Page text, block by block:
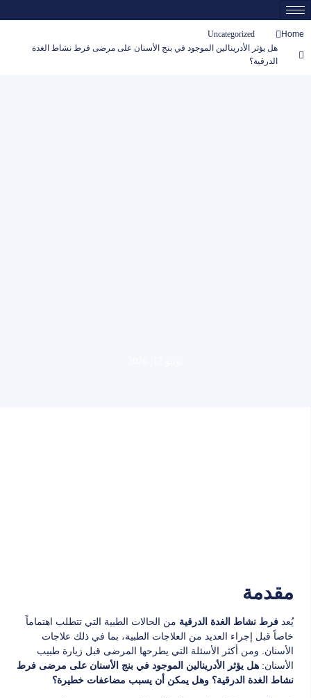
Home
Uncategorized
هل يؤثر الأدرينالين الموجود في بنج الأسنان على مرضى فرط نشاط الغدة
الدرقية؟
مقدمة
يُعد فرط نشاط الغدة الدرقية من الحالات الطبية التي تتطلب اهتماماً
خاصاً قبل إجراء العديد من العلاجات الطبية، بما في ذلك علاجات
الأسنان. ومن أكثر الأسئلة التي يطرحها المرضى قبل زيارة طبيب
الأسنان: هل يؤثر الأدرينالين الموجود في بنج الأسنان على مرضى فرط
نشاط الغدة الدرقية؟ وهل يمكن أن يسبب مضاعفات خطيرة؟